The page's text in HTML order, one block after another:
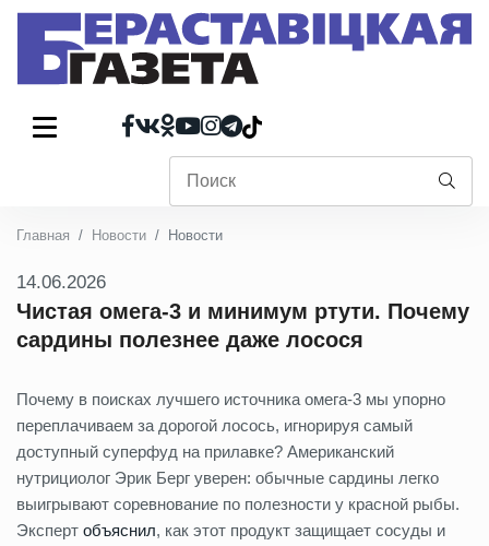
Главная Новости Новости
14.06.2026
Чистая омега-3 и минимум ртути. Почему
сардины полезнее даже лосося
Почему в поисках лучшего источника омега-3 мы упорно
переплачиваем за дорогой лосось, игнорируя самый
доступный суперфуд на прилавке? Американский
нутрициолог Эрик Берг уверен: обычные сардины легко
выигрывают соревнование по полезности у красной рыбы.
Эксперт объяснил, как этот продукт защищает сосуды и